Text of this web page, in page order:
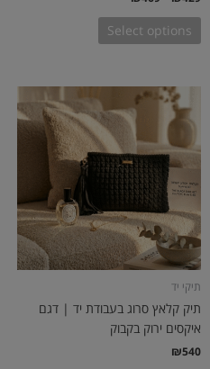
Select options
תיקי יד
תיק קלאץ סרוג בעבודת יד | דגם
איקסים ירוק בקבוק
₪540